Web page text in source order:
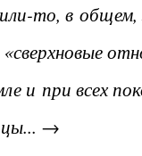
то, в общем,
и при всех
→